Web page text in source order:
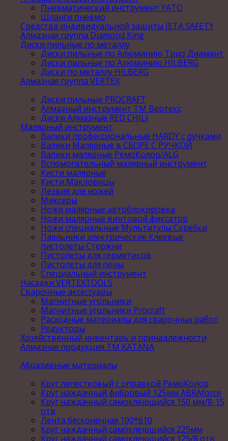
Пневматический инструмент YATO
Шланги пневмо
Средства индивидуальной защиты JETA SAFETY
Алмазная группа Diamond King
Диски пильные по металлу
Диски пильные по Алюминию Трио Диамант
Диски пильные по Алюминию HILBERG
Диски по металлу HILBERG
Алмазная группа VERTEX
Диски пильные PROCRAFT
Алмазный инструмент ТМ Вертекс
Диски Алмазные RED CHILI
Малярный инструмент
Валики профессиональные HARDY с ручками
Валики Малярные в СБОРЕ С РУЧКОЙ
Валики малярные РемоКолор/ALG
Вспомогательный малярный инструмент
Кисти малярные
Кисти,Макловицы
Лезвия для ножей
Миксеры
Ножи малярные автоблокировка
Ножи малярные винтовой фиксатор
Ножи специальные Мультитулы Скребки
Паяльники электрические Клеевые
пистолеты Стержни
Пистолеты для герметиков
Пистолеты для пены
Специальный инструмент
Насадки VERTEXTOOLS
Сварочные аксессуары
Магнитные угольники
Магнитные угольники Procraft
Расходные материалы для сварочных работ
Редукторы
Хозяйственный инвентарь и принадлежности
Алмазная продукция ТМ KATANA
Абразивные материалы
Круг лепестковый с оправкой РемоКолор
Круг наждачный фибровый 125мм ABRAforce
Круг наждачный самоклеющийся 150 мм/8-15
отв
Лента бесконечная 100*610
Круг наждачный самоклеющийся 225мм
Круг наждачный самоклеющийся 125/8 отв